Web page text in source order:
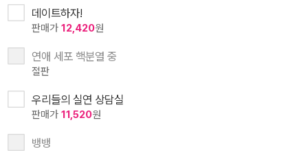
데이트하자!
판매가 12,420원
연애 세포 핵분열 중
절판
우리들의 실연 상담실
판매가 11,520원
뱅뱅